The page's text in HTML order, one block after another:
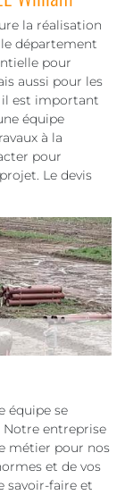
la réalisation
département
pour
aussi pour les
il est important
équipe
à la
pour
Le devis
équipe se
Notre entreprise
métier pour nos
et de vos
savoir-faire et